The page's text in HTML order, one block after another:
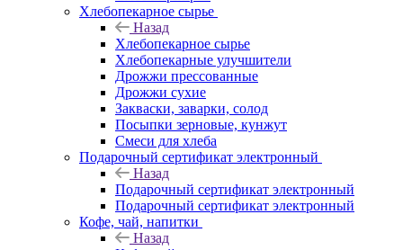
Хлебопекарное сырье
Назад
Хлебопекарное сырье
Хлебопекарные улучшители
Дрожжи прессованные
Дрожжи сухие
Закваски, заварки, солод
Посыпки зерновые, кунжут
Смеси для хлеба
Подарочный сертификат электронный
Назад
Подарочный сертификат электронный
Подарочный сертификат электронный
Кофе, чай, напитки
Назад